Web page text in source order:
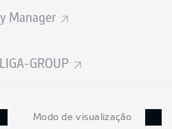
Manager
GROUP
Modo de visualização
DA
2025/2026